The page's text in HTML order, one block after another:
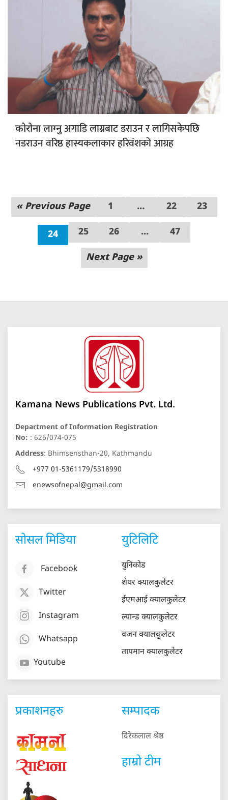
कोरोना लाग्नुअगाडि लाग्नबाट डराउन र लागिसकेपछि
नडराउन वरिष्ठ हास्यकलाकार हरिवंशको आग्रह
« Previous Page 1 … 22 23
24 25 26 ... 47
Next Page »
Kamana News Publications Pvt. Ltd.
Department of Information Registration
No: : 626/074-075
Address: Bhimsensthan-20, Kathmandu
+977 01-5361179/5318990
enewsofnepal@gmail.com
सोसल मिडिया
Facebook
Twitter
Instagram
Whatsapp
Youtube
युटिलिटि
युनिकोड
शेयर क्यालकुलेटर
ईएमआई क्यालकुलेटर
ल्यान्ड क्यालकुलेटर
वजन क्यालकुलेटर
तापमान क्यालकुलेटर
प्रकाशनहरु सम्पादक
दिरेकलाल श्रेष्ठ
हाम्रो टीम